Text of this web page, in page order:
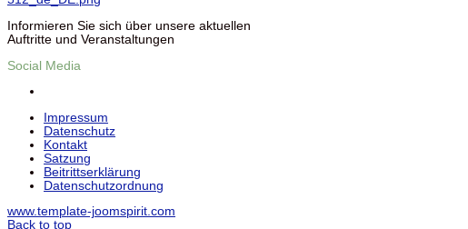
Informieren Sie sich über unsere aktuellen
Auftritte und Veranstaltungen
Social Media
Impressum
Datenschutz
Kontakt
Satzung
Beitrittserklärung
Datenschutzordnung
www.template-joomspirit.com
Back to top